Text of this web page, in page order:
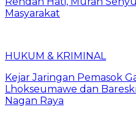
Masyarakat
HUKUM & KRIMINAL
Kejar Jaringan Pemasok
Lhokseumawe dan
Nagan Raya